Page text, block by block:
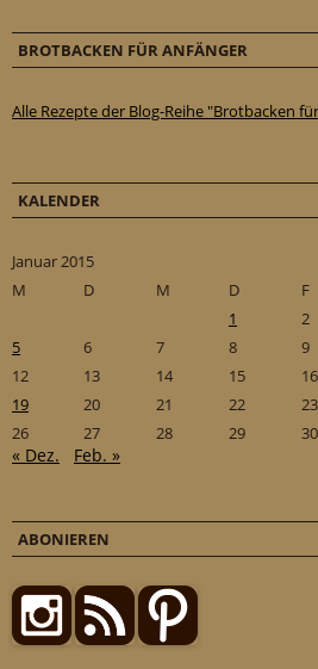
BROTBACKEN FÜR ANFÄNGER
Alle Rezepte der Blog-Reihe "Brotbacken
KALENDER
Januar 2015
M
D M D F
1
2
5
6 7 8 9
12
13 14 15 16
19
20 21 22 23
26
27 28 29 30
« Dez. Feb. »
ABONIEREN